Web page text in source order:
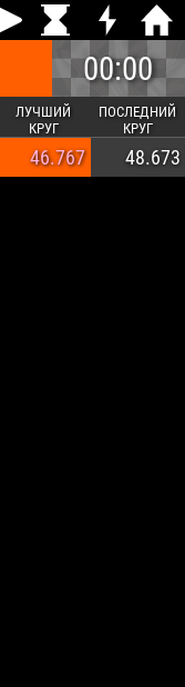
00:00
ЛУЧШИЙ
КРУГ
ПОСЛЕДНИЙ
КРУГ
46.767 48.673